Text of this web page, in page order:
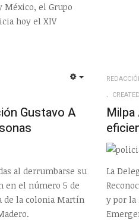
México, el Grupo
hoy el XIV
Gustavo A
al derrumbarse su
en el número 5 de
de la colonia Martín
La
y por la